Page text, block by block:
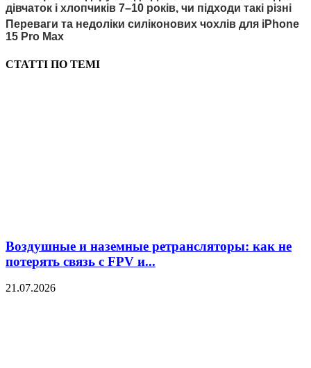
дівчаток і хлопчиків 7–10 років, чи підходи такі різні
Переваги та недоліки силіконових чохлів для iPhone
15 Pro Max
СТАТТІ ПО ТЕМІ
Воздушные и наземные ретрансляторы: как не
потерять связь с FPV и...
21.07.2026